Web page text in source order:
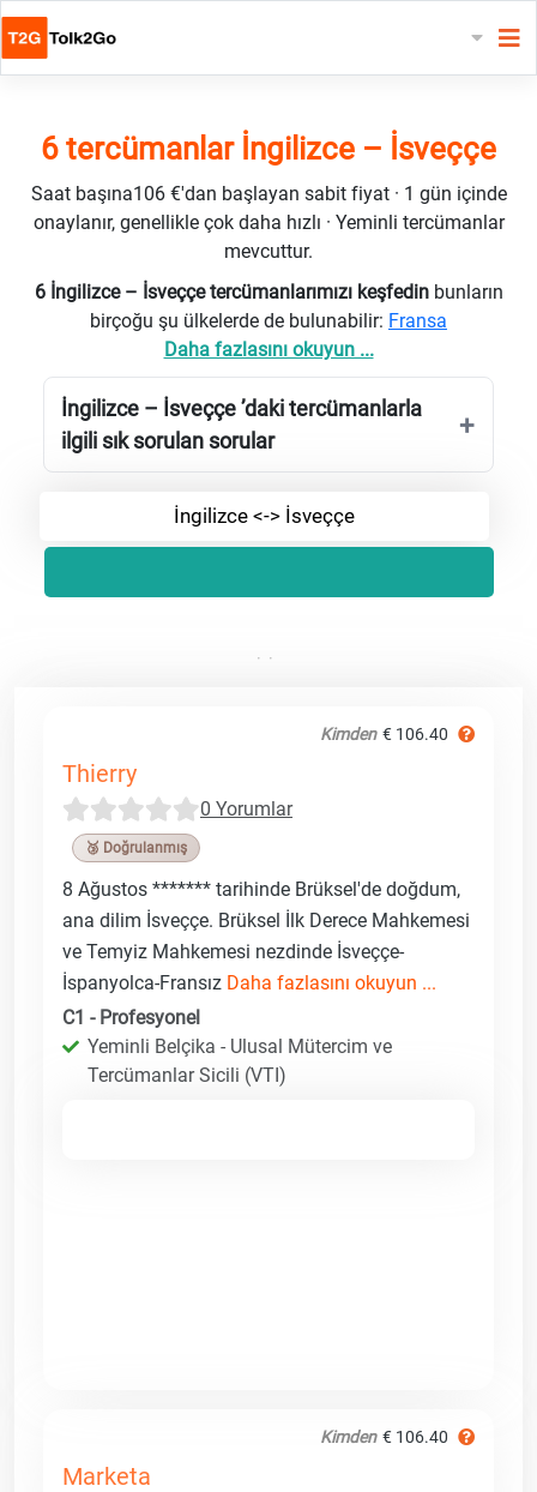
6 tercümanlar İngilizce – İsveççe
Saat başına106 €'dan başlayan sabit fiyat · 1 gün içinde
onaylanır, genellikle çok daha hızlı · Yeminli tercümanlar
mevcuttur.
6 İngilizce – İsveççe tercümanlarımızı keşfedin bunların
birçoğu şu ülkelerde de bulunabilir: Fransa
Daha fazlasını okuyun ...
İngilizce – İsveççe ’daki tercümanlarla
ilgili sık sorulan sorular
İngilizce <-> İsveççe
Kimden € 106.40
Thierry
0 Yorumlar
🥉 Doğrulanmış
8 Ağustos ******* tarihinde Brüksel'de doğdum,
ana dilim İsveççe. Brüksel İlk Derece Mahkemesi
ve Temyiz Mahkemesi nezdinde İsveççe-
İspanyolca-Fransız Daha fazlasını okuyun ...
C1 - Profesyonel
Yeminli Belçika - Ulusal Mütercim ve
Tercümanlar Sicili (VTI)
Kimden € 106.40
Marketa